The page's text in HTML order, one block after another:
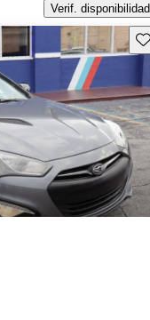
Verif. disponibilidad